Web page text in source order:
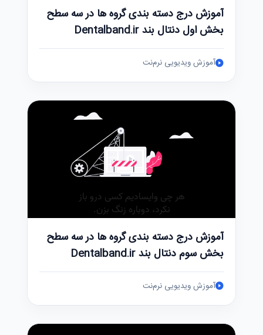
آموزش درج دسته بندی گروه ها در سه سطح
بخش اول دنتال بند Dentalband.ir
آموزش ویدیویی نرم‌نت
آموزش درج دسته بندی گروه ها در سه سطح
بخش سوم دنتال بند Dentalband.ir
آموزش ویدیویی نرم‌نت